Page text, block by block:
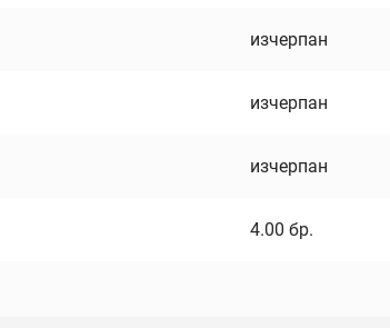
изчерпан
изчерпан
изчерпан
4.00 бр.